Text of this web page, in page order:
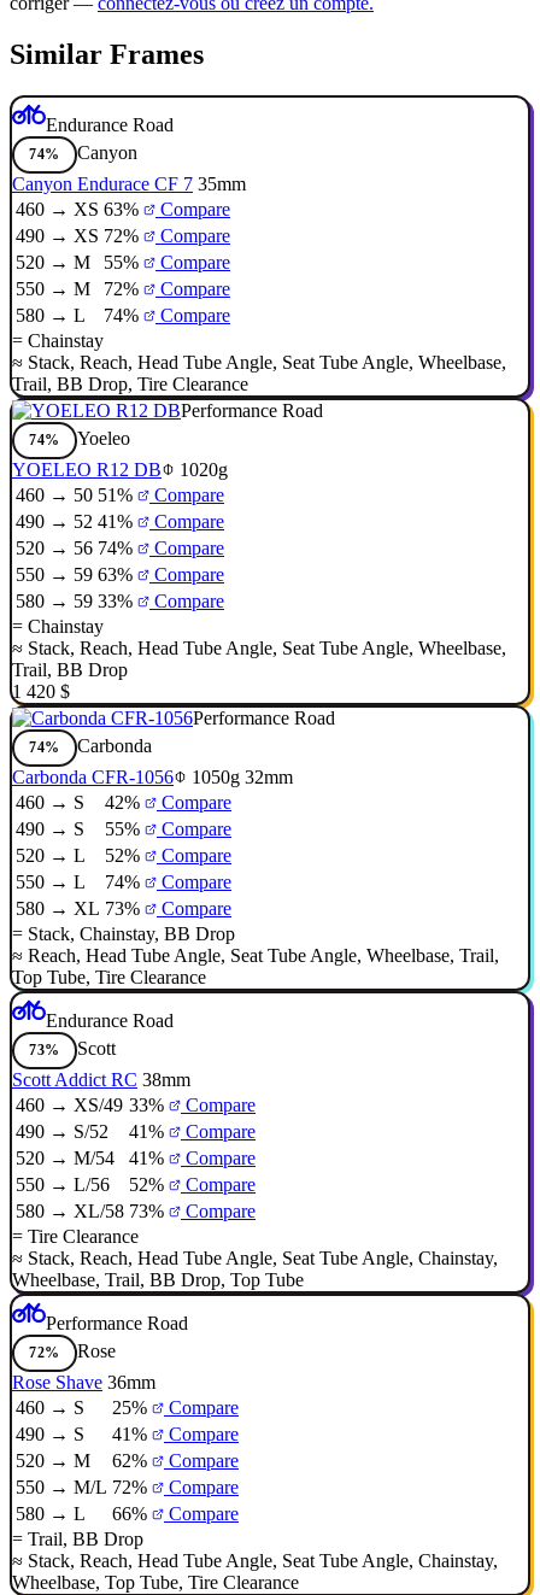
Similar Frames
Endurance Road
74%
Canyon
Canyon Endurace CF 7 35mm
460 → XS 63%
Compare
490 → XS 72%
Compare
520 → M
55%
Compare
550 → M
72%
Compare
580 → L
74%
Compare
= Chainstay
≈ Stack, Reach, Head Tube Angle, Seat Tube Angle, Wheelbase,
Trail, BB Drop, Tire Clearance
Performance Road
74%
Yoeleo
YOELEO R12 DB
1020g
460 → 50 51%
Compare
490 → 52 41%
Compare
520 → 56 74%
Compare
550 → 59 63%
Compare
580 → 59 33%
Compare
= Chainstay
≈ Stack, Reach, Head Tube Angle, Seat Tube Angle, Wheelbase,
Trail, BB Drop
1 420 $
Performance Road
74%
Carbonda
Carbonda CFR-1056
1050g 32mm
460 → S
42%
Compare
490 → S
55%
Compare
520 → L
52%
Compare
550 → L
74%
Compare
580 → XL 73%
Compare
= Stack, Chainstay, BB Drop
≈ Reach, Head Tube Angle, Seat Tube Angle, Wheelbase, Trail,
Top Tube, Tire Clearance
Endurance Road
73%
Scott
Scott Addict RC 38mm
460 → XS/49 33%
Compare
490 → S/52
41%
Compare
520 → M/54
41%
Compare
550 → L/56
52%
Compare
580 → XL/58 73%
Compare
= Tire Clearance
≈ Stack, Reach, Head Tube Angle, Seat Tube Angle, Chainstay,
Wheelbase, Trail, BB Drop, Top Tube
Performance Road
72%
Rose
Rose Shave 36mm
460 → S
25%
Compare
490 → S
41%
Compare
520 → M
62%
Compare
550 → M/L 72%
Compare
580 → L
66%
Compare
= Trail, BB Drop
≈ Stack, Reach, Head Tube Angle, Seat Tube Angle, Chainstay,
Wheelbase, Top Tube, Tire Clearance